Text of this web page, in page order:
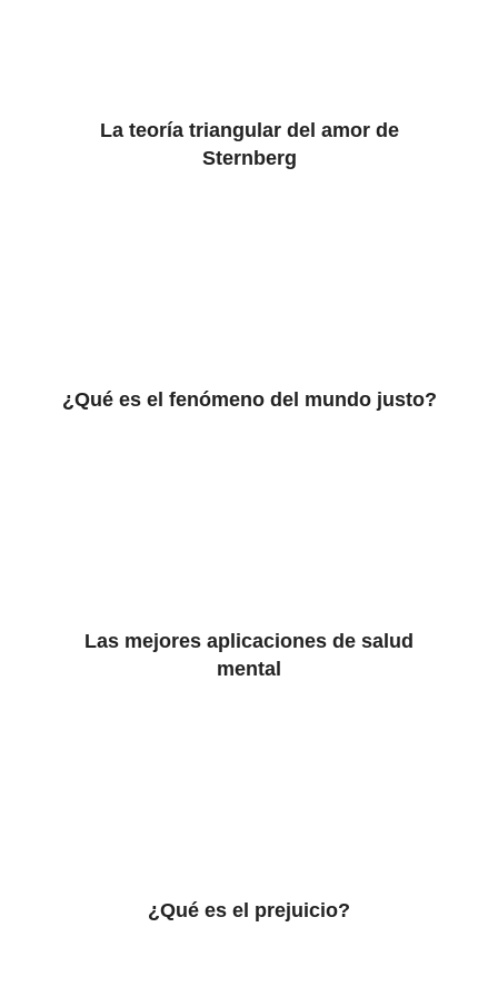
La teoría triangular del amor de
Sternberg
¿Qué es el fenómeno del mundo justo?
Las mejores aplicaciones de salud
mental
¿Qué es el prejuicio?